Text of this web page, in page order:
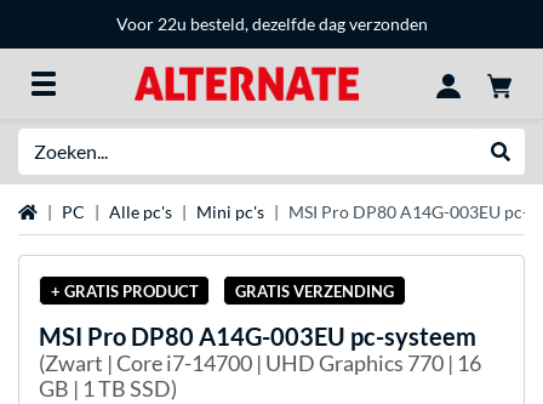
Voor 22u besteld, dezelfde dag verzonden
Home PC Alle pc's Mini pc's MSI Pro DP80 A14G-003EU pc-
+ GRATIS PRODUCT GRATIS VERZENDING
MSI Pro DP80 A14G-003EU pc-systeem
(Zwart | Core i7-14700 | UHD Graphics 770 | 16
GB | 1 TB SSD)